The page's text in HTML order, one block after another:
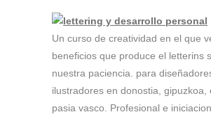
Un curso de creatividad en el que
beneficios que produce el letterins
nuestra paciencia. para
ilustradores en donostia, gipuzkoa,
pasia vasco. Profesional e